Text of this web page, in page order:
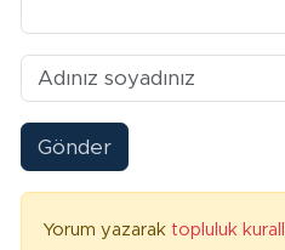
Gönder
Yorum yazarak topluluk